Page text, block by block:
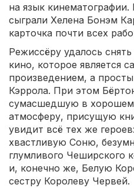
на язык
сыграли Хелена Бонэм
карточка почти всех
Режиссёру удалось
кино, которое является
произведением, а
Кэррола. При этом
сумасшедшую в хорошем
атмосферу, присущую
увидит всё тех же
хвастливую Соню,
глумливого Чеширского
и, конечно же, Белую
сестру Королеву Червей.